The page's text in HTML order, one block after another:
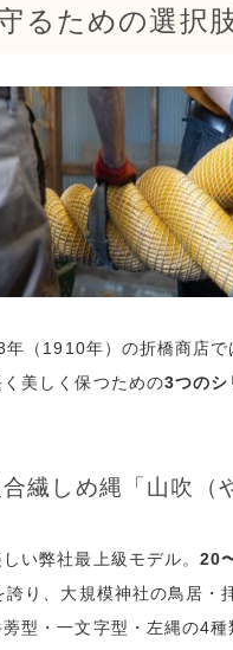
るための選択
年（1910年）の折橋商店で
く美しく保つための3つのシ
繊しめ縄「山吹（
い弊社最上級モデル。 20
誇り、大規模神社の鳥居・
型・一文字型・左縄の4種